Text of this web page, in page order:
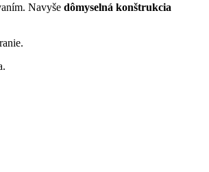
Navyše dômyselná konštrukcia